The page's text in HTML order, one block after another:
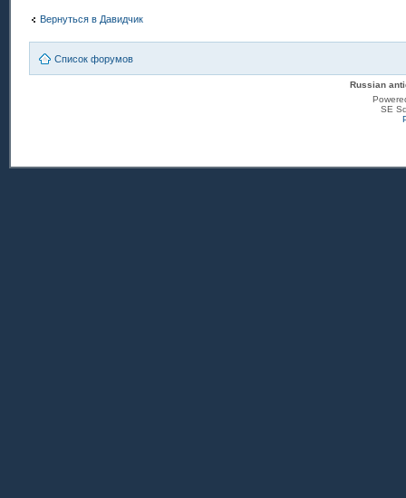
Вернуться в Давидчик
Список форумов
Russian
SE